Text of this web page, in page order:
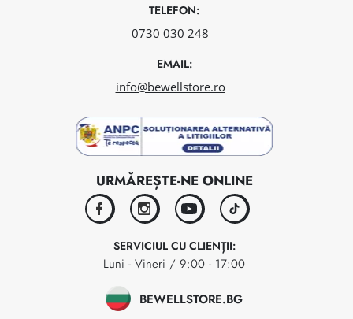
TELEFON:
0730 030 248
EMAIL:
info@bewellstore.ro
URMĂREȘTE-NE ONLINE
facebookinstagramyoutubetiktok
SERVICIUL CU CLIENȚII:
Luni - Vineri / 9:00 - 17:00
BEWELLSTORE.BG